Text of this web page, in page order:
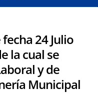
24 Julio
la cual se
y de
Municipal